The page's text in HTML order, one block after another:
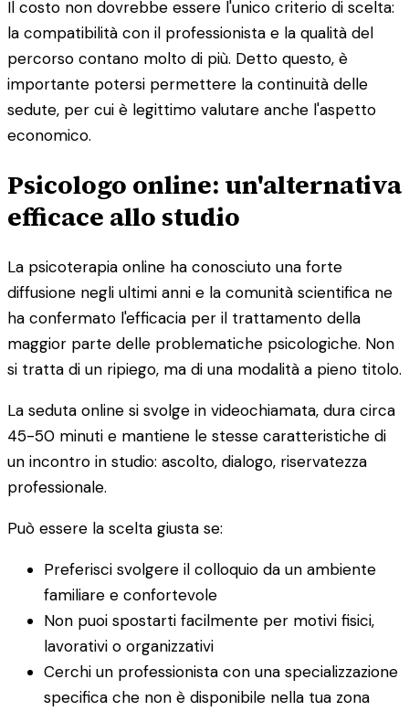
Il costo non dovrebbe essere l'unico criterio di scelta:
la compatibilità con il professionista e la qualità del
percorso contano molto di più. Detto questo, è
importante potersi permettere la continuità delle
sedute, per cui è legittimo valutare anche l'aspetto
economico.
Psicologo online: un'alternativa
efficace allo studio
La psicoterapia online ha conosciuto una forte
diffusione negli ultimi anni e la comunità scientifica ne
ha confermato l'efficacia per il trattamento della
maggior parte delle problematiche psicologiche. Non
si tratta di un ripiego, ma di una modalità a pieno titolo.
La seduta online si svolge in videochiamata, dura circa
45-50 minuti e mantiene le stesse caratteristiche di
un incontro in studio: ascolto, dialogo, riservatezza
professionale.
Può essere la scelta giusta se:
Preferisci svolgere il colloquio da un ambiente
familiare e confortevole
Non puoi spostarti facilmente per motivi fisici,
lavorativi o organizzativi
Cerchi un professionista con una specializzazione
specifica che non è disponibile nella tua zona